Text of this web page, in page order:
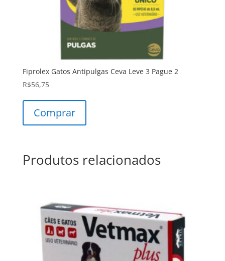
Fiprolex Gatos Antipulgas Ceva Leve 3 Pague 2
R$56,75
Comprar
Produtos relacionados